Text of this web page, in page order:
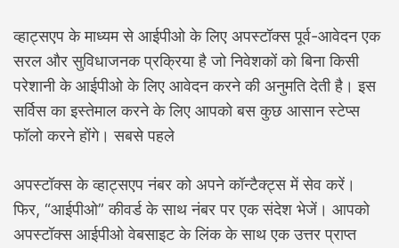
व्हाट्सएप के माध्यम से आईपीओ के लिए अपस्टॉक्स पूर्व-आवेदन एक
सरल और सुविधाजनक प्रक्रिया है जो निवेशकों को बिना किसी
परेशानी के आईपीओ के लिए आवेदन करने की अनुमति देती है। इस
सर्विस का इस्तेमाल करने के लिए आपको बस कुछ आसान स्टेप्स
फॉलो करने होंगे। सबसे पहले
अपस्टॉक्स के व्हाट्सएप नंबर को अपने कॉन्टैक्ट्स में सेव करें।
फिर, “आईपीओ” कीवर्ड के साथ नंबर पर एक संदेश भेजें। आपको
अपस्टॉक्स आईपीओ वेबसाइट के लिंक के साथ एक उत्तर प्राप्त